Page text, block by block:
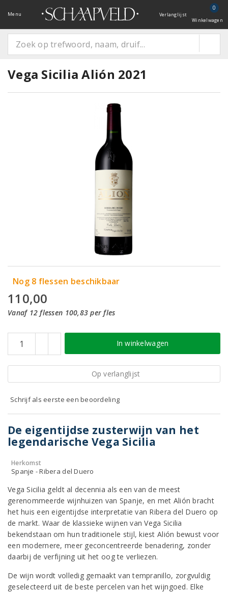
Menu Verlanglijst
0
Winkelwagen
Vega Sicilia Alión 2021
Nog 8 flessen beschikbaar
110,00
Vanaf 12 flessen 100,83 per fles
In winkelwagen
Op verlanglijst
Schrijf als eerste een beoordeling
De eigentijdse zusterwijn van het
legendarische Vega Sicilia
Herkomst
Spanje - Ribera del Duero
Vega Sicilia geldt al decennia als een van de meest
gerenommeerde wijnhuizen van Spanje, en met Alión bracht
het huis een eigentijdse interpretatie van Ribera del Duero op
de markt. Waar de klassieke wijnen van Vega Sicilia
bekendstaan om hun traditionele stijl, kiest Alión bewust voor
een modernere, meer geconcentreerde benadering, zonder
daarbij de verfijning uit het oog te verliezen.
De wijn wordt volledig gemaakt van tempranillo, zorgvuldig
geselecteerd uit de beste percelen van het wijngoed. Elke